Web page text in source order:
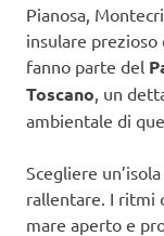
Pianosa,
insulare prezioso
fanno parte del
Toscano , un
ambientale di
Scegliere
rallentare. I ritmi
mare aperto e